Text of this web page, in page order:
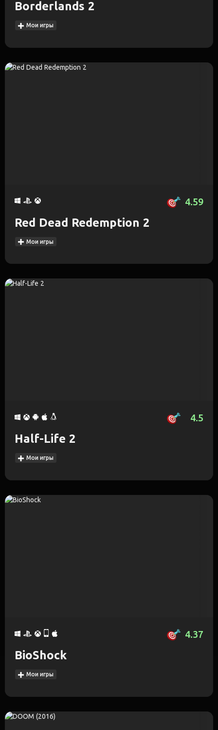
Borderlands 2
Мои игры
4.59
Red Dead Redemption 2
Мои игры
4.5
Half-Life 2
Мои игры
4.37
BioShock
Мои игры